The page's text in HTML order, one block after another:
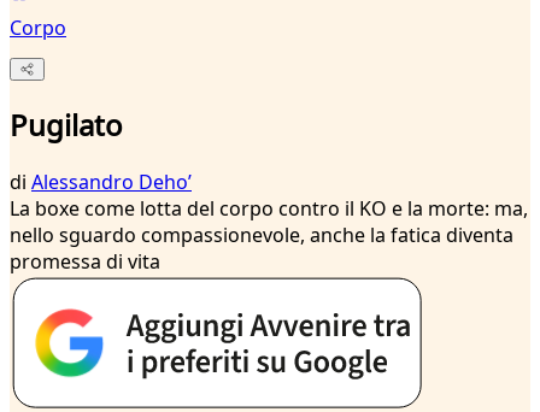
Corpo
Pugilato
di Alessandro Dehoʼ
La boxe come lotta del corpo contro il KO e la morte: ma,
nello sguardo compassionevole, anche la fatica diventa
promessa di vita